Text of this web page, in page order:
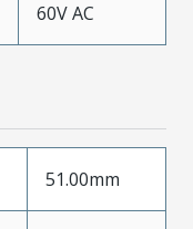
60V AC
51.00mm